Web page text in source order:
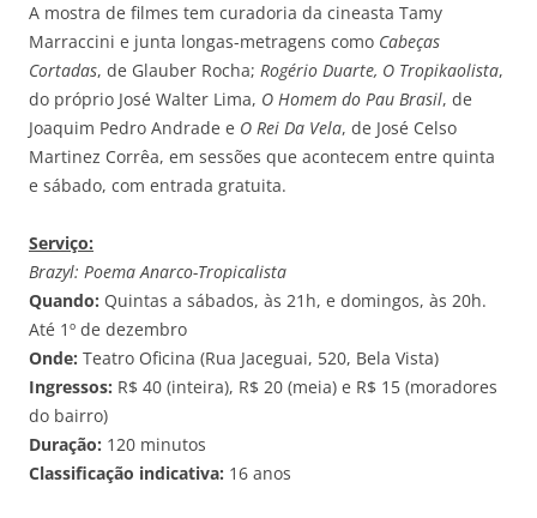
A mostra de filmes tem curadoria da cineasta Tamy
Marraccini e junta longas-metragens como Cabeças
Cortadas, de Glauber Rocha; Rogério Duarte, O Tropikaolista,
do próprio José Walter Lima, O Homem do Pau Brasil, de
Joaquim Pedro Andrade e O Rei Da Vela, de José Celso
Martinez Corrêa, em sessões que acontecem entre quinta
e sábado, com entrada gratuita.
Serviço:
Brazyl: Poema Anarco-Tropicalista
Quando: Quintas a sábados, às 21h, e domingos, às 20h.
Até 1º de dezembro
Onde: Teatro Oficina (Rua Jaceguai, 520, Bela Vista)
Ingressos: R$ 40 (inteira), R$ 20 (meia) e R$ 15 (moradores
do bairro)
Duração: 120 minutos
Classificação indicativa: 16 anos